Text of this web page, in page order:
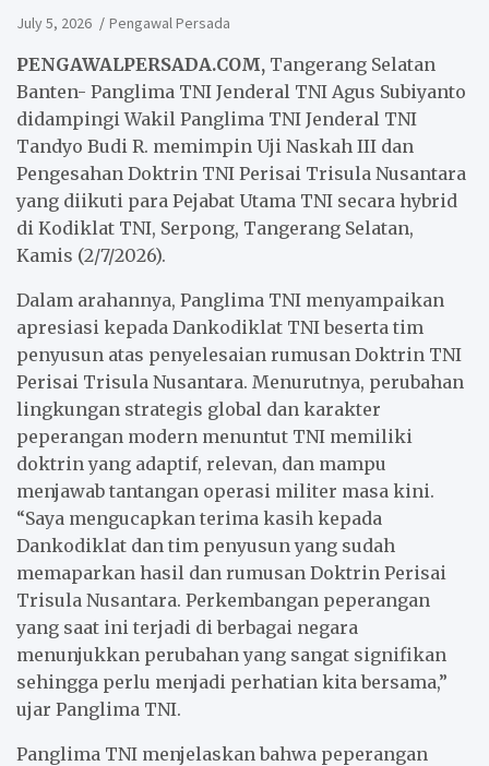
July 5, 2026 Pengawal Persada
PENGAWALPERSADA.COM, Tangerang Selatan
Banten- Panglima TNI Jenderal TNI Agus Subiyanto
didampingi Wakil Panglima TNI Jenderal TNI
Tandyo Budi R. memimpin Uji Naskah III dan
Pengesahan Doktrin TNI Perisai Trisula Nusantara
yang diikuti para Pejabat Utama TNI secara hybrid
di Kodiklat TNI, Serpong, Tangerang Selatan,
Kamis (2/7/2026).
Dalam arahannya, Panglima TNI menyampaikan
apresiasi kepada Dankodiklat TNI beserta tim
penyusun atas penyelesaian rumusan Doktrin TNI
Perisai Trisula Nusantara. Menurutnya, perubahan
lingkungan strategis global dan karakter
peperangan modern menuntut TNI memiliki
doktrin yang adaptif, relevan, dan mampu
menjawab tantangan operasi militer masa kini.
“Saya mengucapkan terima kasih kepada
Dankodiklat dan tim penyusun yang sudah
memaparkan hasil dan rumusan Doktrin Perisai
Trisula Nusantara. Perkembangan peperangan
yang saat ini terjadi di berbagai negara
menunjukkan perubahan yang sangat signifikan
sehingga perlu menjadi perhatian kita bersama,”
ujar Panglima TNI.
Panglima TNI menjelaskan bahwa peperangan